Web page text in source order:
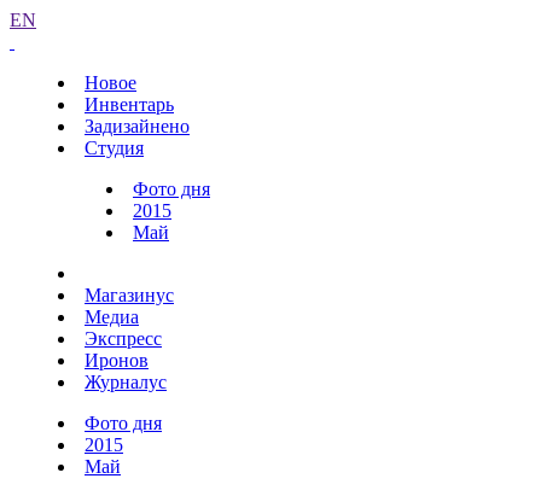
EN
Новое
Инвентарь
Задизайнено
Студия
Фото дня
2015
Май
Магазинус
Медиа
Экспресс
Иронов
Журналус
Фото дня
2015
Май